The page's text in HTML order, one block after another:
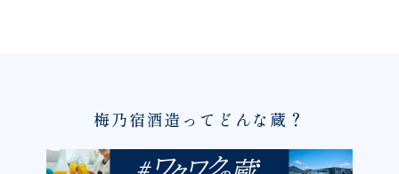
梅乃宿酒造ってどんな蔵？